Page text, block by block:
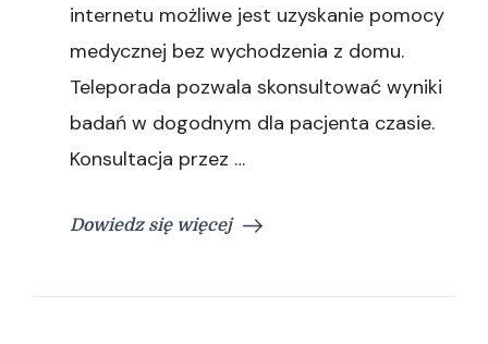
internetu możliwe jest uzyskanie pomocy
medycznej bez wychodzenia z domu.
Teleporada pozwala skonsultować wyniki
badań w dogodnym dla pacjenta czasie.
Konsultacja przez …
Dowiedz się więcej